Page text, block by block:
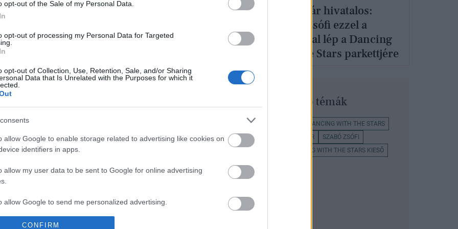
opt-out of the Sale of my Personal Data.
opt-out of processing my Personal Data for Targeted
opt-out of Collection, Use, Retention, Sale, and/or Sharing
Data that Is Unrelated with the Purposes for which it
allow Google to enable storage related to advertising like cookies on
identifiers in apps.
allow my user data to be sent to Google for online advertising
allow Google to send me personalized advertising.
allow Google to enable storage related to analytics like cookies on
CONFIRM
támadják
Stars nézői,
méltatlanul
új partnerével
Kiesett a Dancing with
brutálisan alakult a
Most már hivatalos:
Szabó Zsófi ezzel a
táncossal lép a Dancing
with the Stars parkettjére
KULTÚRA
Legnépszerűbb témák
SZTÁROK
DANCING WITH THE STARS
ANDREI MANGRA
SZTÁR
SZABÓ ZSÓFI
DANCING WITH THE STARS KIESŐ
KUCSERA GÁBOR